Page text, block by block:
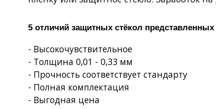
5 отличий защитных стёкол
- Высокочувствительное
- Толщина 0,01 - 0,33 мм
- Прочность соответствует стандарту
- Полная комплектация
- Выгодная цена